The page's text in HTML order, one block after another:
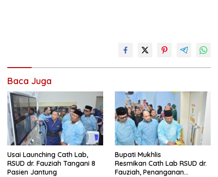
Baca Juga
Usai Launching Cath Lab,
RSUD dr. Fauziah Tangani 8
Pasien Jantung
Bupati Mukhlis
Resmikan Cath Lab RSUD dr.
Fauziah, Penanganan